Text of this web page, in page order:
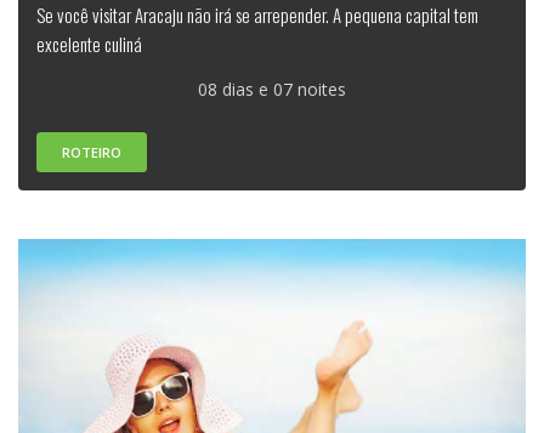
Se você visitar Aracaju não irá se arrepender. A pequena capital tem
excelente culiná
08 dias e 07 noites
ROTEIRO